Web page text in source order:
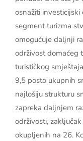
osnažiti
segment turizma
omogućuje daljnji
održivost domaćeg
turističkog
9,5 posto ukupnih
najlošiju strukturu
zapreka daljnjem
održivosti,
okupljenih na 26.